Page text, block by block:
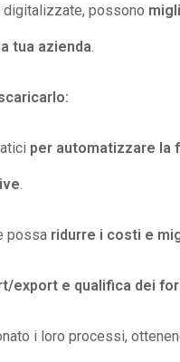
digitalizzate, possono
tua azienda
per automatizzare la
possa ridurre i costi e
export e qualifica dei
i loro processi,